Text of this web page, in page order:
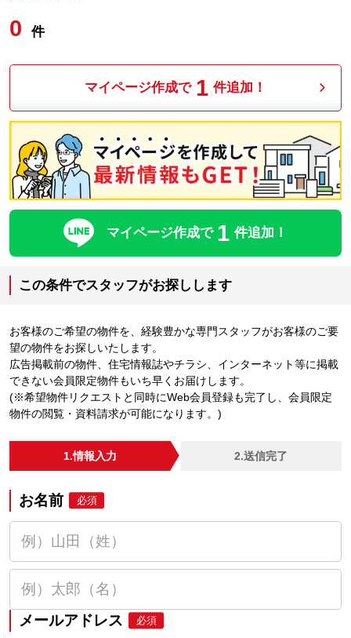
0 件
マイページ作成で 1 件追加！
マイページ作成で 1 件追加！
この条件でスタッフがお探しします
お客様のご希望の物件を、経験豊かな専門スタッフがお客様のご要
望の物件をお探しいたします。
広告掲載前の物件、住宅情報誌やチラシ、インターネット等に掲載
できない会員限定物件もいち早くお届けします。
(※希望物件リクエストと同時にWeb会員登録も完了し、会員限定
物件の閲覧・資料請求が可能になります。)
1.情報入力 2.送信完了
お名前 必須
メールアドレス 必須